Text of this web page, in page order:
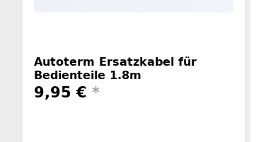
Autoterm Ersatzkabel für
Bedienteile 1.8m
9,95 € *